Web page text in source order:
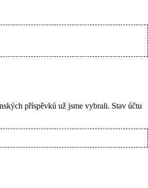
příspěvků už jsme vybrali. Stav účtu